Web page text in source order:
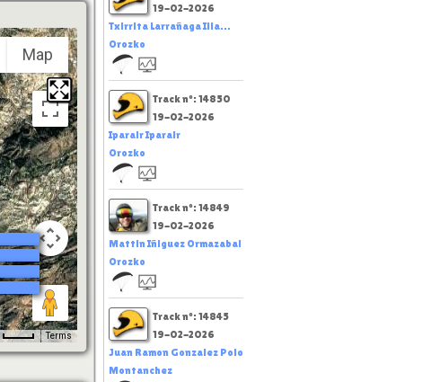
Map
Terms
19-02-2026
Txirrita Larrañaga Illa...
Orozko
Track nº: 14850
19-02-2026
Iparair Iparair
Orozko
Track nº: 14849
19-02-2026
Mattin Iñiguez Ormazabal
Orozko
Track nº: 14845
19-02-2026
Juan Ramon Gonzalez Polo
Montanchez